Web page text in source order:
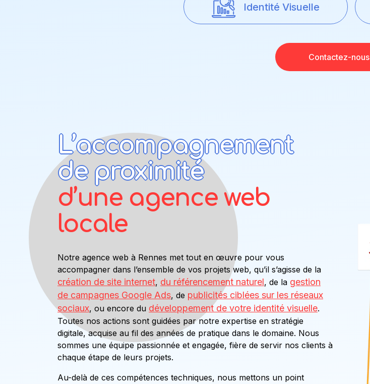
Identité Visuelle
Contactez-nous
L’accompagnement
de proximité
d’une agence web
locale
Notre agence web à Rennes met tout en œuvre pour vous
accompagner dans l’ensemble de vos projets web, qu’il s’agisse de la
création de site internet, du référencement naturel, de la gestion
de campagnes Google Ads, de publicités ciblées sur les réseaux
sociaux, ou encore du développement de votre identité visuelle.
Toutes nos actions sont guidées par notre expertise en stratégie
digitale, acquise au fil des années de pratique dans le domaine. Nous
sommes une équipe passionnée et engagée, fière de servir nos clients à
chaque étape de leurs projets.
Au-delà de ces compétences techniques, nous mettons un point